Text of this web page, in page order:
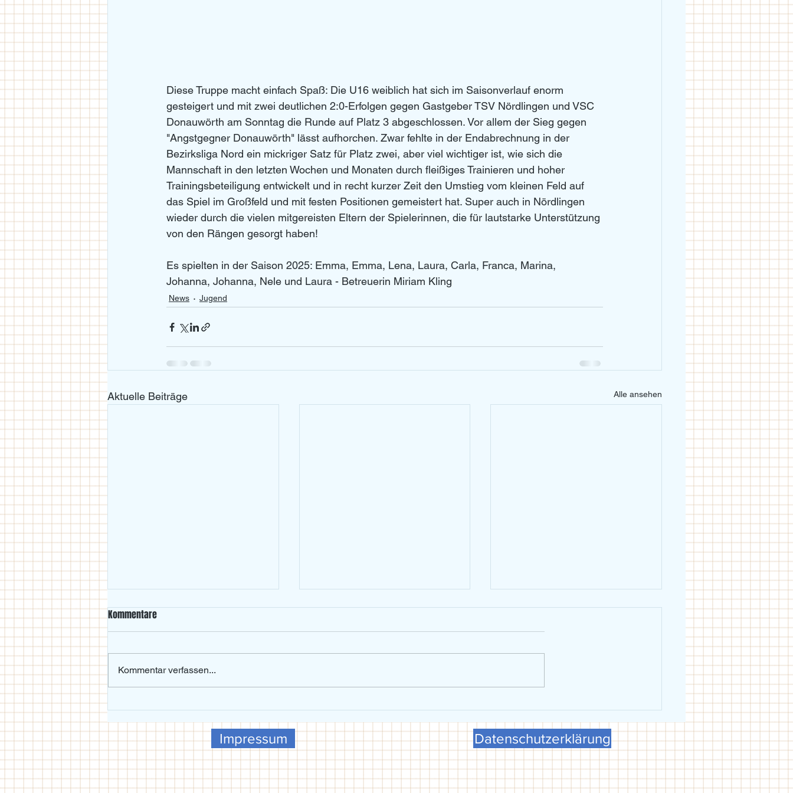
Diese Truppe macht einfach Spaß: Die U16 weiblich hat sich im Saisonverlauf enorm
gesteigert und mit zwei deutlichen 2:0-Erfolgen gegen Gastgeber TSV Nördlingen und VSC
Donauwörth am Sonntag die Runde auf Platz 3 abgeschlossen. Vor allem der Sieg gegen
"Angstgegner Donauwörth" lässt aufhorchen. Zwar fehlte in der Endabrechnung in der
Bezirksliga Nord ein mickriger Satz für Platz zwei, aber viel wichtiger ist, wie sich die
Mannschaft in den letzten Wochen und Monaten durch fleißiges Trainieren und hoher
Trainingsbeteiligung entwickelt und in recht kurzer Zeit den Umstieg vom kleinen Feld auf
das Spiel im Großfeld und mit festen Positionen gemeistert hat. Super auch in Nördlingen
wieder durch die vielen mitgereisten Eltern der Spielerinnen, die für lautstarke Unterstützung
von den Rängen gesorgt haben!
Es spielten in der Saison 2025: Emma, Emma, Lena, Laura, Carla, Franca, Marina,
Johanna, Johanna, Nele und Laura - Betreuerin Miriam Kling
News Jugend
Aktuelle Beiträge Alle ansehen
Beachvolleyball-Wochenende im
Maxgarten bei Traumwetter
VGG präsentiert sich beim FCG-
Schulsporttag
U15 weiblich holt Schwäbische
Meisterschaft in Dillingen
Kommentare
Kommentar verfassen...
Impressum Datenschutzerklärung